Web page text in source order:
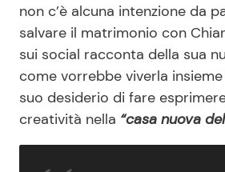
non c’è alcuna intenzione da
salvare il matrimonio con
sui social racconta della sua
come vorrebbe viverla
suo desiderio di fare
creatività nella “casa nuova